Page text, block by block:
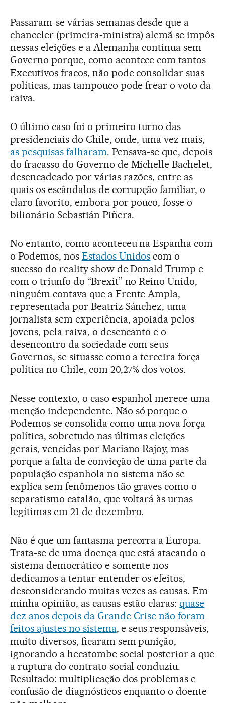
Passaram-se várias semanas desde que a
chanceler (primeira-ministra) alemã se impôs
nessas eleições e a Alemanha continua sem
Governo porque, como acontece com tantos
Executivos fracos, não pode consolidar suas
políticas, mas tampouco pode frear o voto da
raiva.
O último caso foi o primeiro turno das
presidenciais do Chile, onde, uma vez mais,
as pesquisas falharam. Pensava-se que, depois
do fracasso do Governo de Michelle Bachelet,
desencadeado por várias razões, entre as
quais os escândalos de corrupção familiar, o
claro favorito, embora por pouco, fosse o
bilionário Sebastián Piñera.
No entanto, como aconteceu na Espanha com
o Podemos, nos Estados Unidos com o
sucesso do reality show de Donald Trump e
com o triunfo do “Brexit” no Reino Unido,
ninguém contava que a Frente Ampla,
representada por Beatriz Sánchez, uma
jornalista sem experiência, apoiada pelos
jovens, pela raiva, o desencanto e o
desencontro da sociedade com seus
Governos, se situasse como a terceira força
política no Chile, com 20,27% dos votos.
Nesse contexto, o caso espanhol merece uma
menção independente. Não só porque o
Podemos se consolida como uma nova força
política, sobretudo nas últimas eleições
gerais, vencidas por Mariano Rajoy, mas
porque a falta de convicção de uma parte da
população espanhola no sistema não se
explica sem fenômenos tão graves como o
separatismo catalão, que voltará às urnas
legítimas em 21 de dezembro.
Não é que um fantasma percorra a Europa.
Trata-se de uma doença que está atacando o
sistema democrático e somente nos
dedicamos a tentar entender os efeitos,
desconsiderando muitas vezes as causas. Em
minha opinião, as causas estão claras:quase
dez anos depois da Grande Crise não foram
feitos ajustes no sistema, e seus responsáveis,
muito diversos, ficaram sem punição,
ignorando a hecatombe social posterior a que
a ruptura do contrato social conduziu.
Resultado: multiplicação dos problemas e
confusão de diagnósticos enquanto o doente